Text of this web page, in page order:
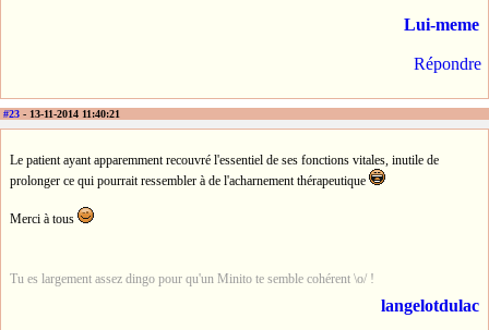
Lui-meme
Répondre
#23 - 13-11-2014 11:40:21
Le patient ayant apparemment recouvré l'essentiel de ses fonctions vitales, inutile de
prolonger ce qui pourrait ressembler à de l'acharnement thérapeutique
Merci à tous
Tu es largement assez dingo pour qu'un Minito te semble cohérent \o/ !
langelotdulac